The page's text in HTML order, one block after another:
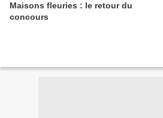
Maisons fleuries : le retour du
concours